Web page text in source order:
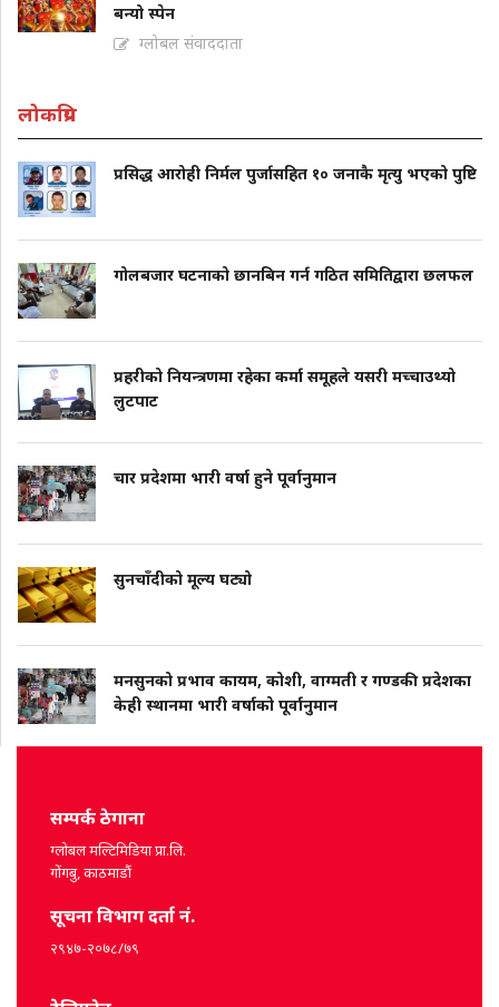
बन्यो स्पेन
ग्लोबल संवाददाता
लोकप्रिय
प्रसिद्ध आरोही निर्मल पुर्जासहित १० जनाकै मृत्यु भएको पुष्टि
गोलबजार घटनाको छानबिन गर्न गठित समितिद्वारा छलफल
प्रहरीको नियन्त्रणमा रहेका कर्मा समूहले यसरी मच्चाउथ्यो
लुटपाट
चार प्रदेशमा भारी वर्षा हुने पूर्वानुमान
सुनचाँदीको मूल्य घट्यो
मनसुनको प्रभाव कायम, कोशी, वाग्मती र गण्डकी प्रदेशका
केही स्थानमा भारी वर्षाको पूर्वानुमान
सम्पर्क ठेगाना
ग्लोबल मल्टिमिडिया प्रा.लि.
गोंगबु, काठमाडौं
सूचना विभाग दर्ता नं.
२९४७-२०७८/७९